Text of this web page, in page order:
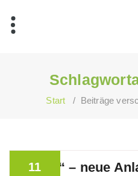
Inhalt
springen
Start / Beiträge
11
„Tabu“ – neue